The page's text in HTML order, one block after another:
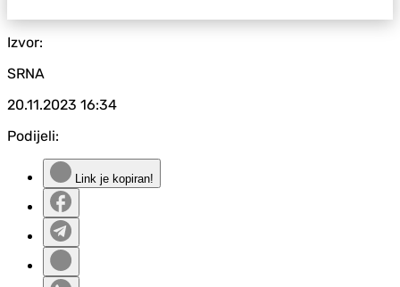
Izvor:
SRNA
20.11.2023 16:34
Podijeli:
Link je kopiran!